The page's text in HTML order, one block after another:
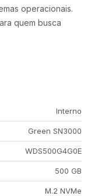
operacionais.
quem busca
Interno
Green SN3000
WDS500G4G0E
500 GB
M.2 NVMe